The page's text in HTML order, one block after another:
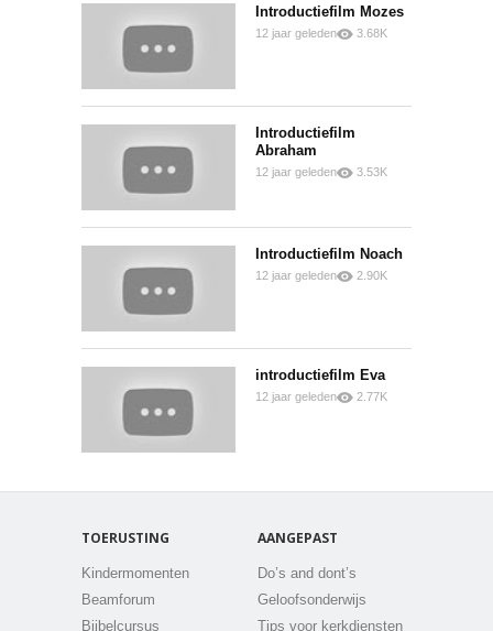
Introductiefilm Mozes
12 jaar geleden
3.68K
Introductiefilm
Abraham
12 jaar geleden
3.53K
Introductiefilm Noach
12 jaar geleden
2.90K
introductiefilm Eva
12 jaar geleden
2.77K
TOERUSTING
Kindermomenten
Beamforum
Bijbelcursus
AANGEPAST
Do’s and dont’s
Geloofsonderwijs
Tips voor kerkdiensten